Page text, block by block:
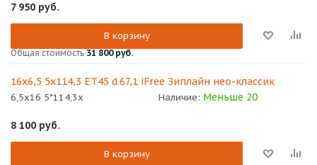
7 950 руб.
В корзину
Общая стоимость 31 800 руб.
16x6,5 5x114,3 ET45 d.67,1 iFree Зиплайн нео-классик
6,5x16 5*114,3x Наличие: Меньше 20
8 100 руб.
В корзину